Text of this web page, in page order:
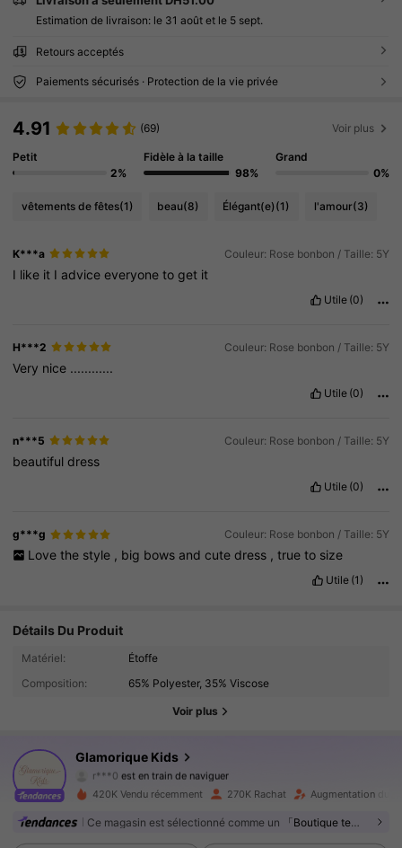
Estimation de livraison: le 31 août et le 5 sept.
Retours acceptés
Paiements sécurisés · Protection de la vie privée
4.91 (69) Voir plus
Petit
2%
Fidèle à la taille
98%
Grand
0%
vêtements de fêtes(1) beau(8) Élégant(e)(1) l'amour(3)
K***a Couleur: Rose bonbon / Taille: 5Y
I like it I adviceeveryonetoget it
Utile (0)
H***2 Couleur: Rose bonbon / Taille: 5Y
Very nice ............
Utile (0)
n***5 Couleur: Rose bonbon / Taille: 5Y
beautifuldress
Utile (0)
g***g Couleur: Rose bonbon / Taille: 5Y
Love the style , big bows and cute dress , true to size
Utile (1)
Détails Du Produit
Matériel:
Étoffe
Composition:
65% Polyester, 35% Viscose
Voir plus
Glamorique Kids
244K Suiveurs
r***0 est en train de naviguer
244K Suiveurs
420K Vendu récemment 270K Rachat Augmentation du
Ce magasin est sélectionné comme un 「Boutique tendance」